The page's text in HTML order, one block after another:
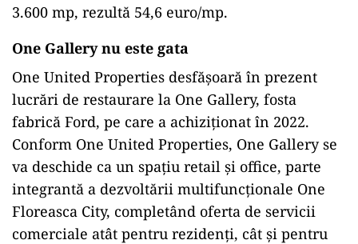
3.600 mp, rezultă 54,6 euro/mp.
One Gallery nu este gata
One United Properties desfășoară în prezent
lucrări de restaurare la One Gallery, fosta
fabrică Ford, pe care a achiziționat în 2022.
Conform One United Properties, One Gallery se
va deschide ca un spațiu retail și office, parte
integrantă a dezvoltării multifuncționale One
Floreasca City, completând oferta de servicii
comerciale atât pentru rezidenți, cât și pentru